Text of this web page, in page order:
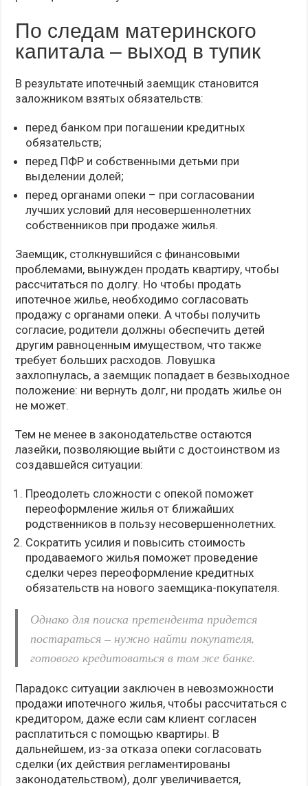
По следам материнского
капитала – выход в тупик
В результате ипотечный заемщик становится
заложником взятых обязательств:
перед банком при погашении кредитных
обязательств;
перед ПФР и собственными детьми при
выделении долей;
перед органами опеки – при согласовании
лучших условий для несовершеннолетних
собственников при продаже жилья.
Заемщик, столкнувшийся с финансовыми
проблемами, вынужден продать квартиру, чтобы
рассчитаться по долгу. Но чтобы продать
ипотечное жилье, необходимо согласовать
продажу с органами опеки. А чтобы получить
согласие, родители должны обеспечить детей
другим равноценным имуществом, что также
требует больших расходов. Ловушка
захлопнулась, а заемщик попадает в безвыходное
положение: ни вернуть долг, ни продать жилье он
не может.
Тем не менее в законодательстве остаются
лазейки, позволяющие выйти с достоинством из
создавшейся ситуации:
Преодолеть сложности с опекой поможет
переоформление жилья от ближайших
родственников в пользу несовершеннолетних.
Сократить усилия и повысить стоимость
продаваемого жилья поможет проведение
сделки через переоформление кредитных
обязательств на нового заемщика-покупателя.
Однако для поиска претендента придется
постараться – нужно найти покупателя,
готового кредитоваться в том же банке.
Парадокс ситуации заключен в невозможности
продажи ипотечного жилья, чтобы рассчитаться с
кредитором, даже если сам клиент согласен
расплатиться с помощью квартиры. В
дальнейшем, из-за отказа опеки согласовать
сделки (их действия регламентированы
законодательством), долг увеличивается,